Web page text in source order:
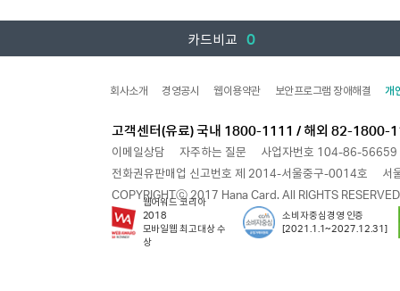
카드비교 0
회사소개 경영공시 웹이용약관 보안프로그램 장애해결 개
고객센터(유료) 국내 1800-1111 / 해외 82-1800-
이메일상담 자주하는 질문
사업자번호 104-86-56659
전화권유판매업 신고번호 제 2014-서울중구-0014호
서
COPYRIGHTⓒ 2017 Hana Card. All RIGHTS RESERVED
웹어워드 코리아
2018
모바일웹 최고대상 수
상
소비자중심경영 인증
[2021.1.1~2027.12.31]